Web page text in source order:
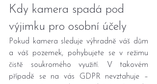
Kdy kamera spadá pod
výjimku pro osobní účely
Pokud kamera sleduje výhradně váš dům
a váš pozemek, pohybujete se v režimu
čistě soukromého využití. V takovém
případě se na vás GDPR nevztahuje –